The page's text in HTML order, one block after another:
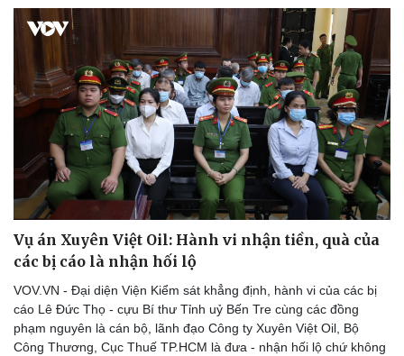
Thể thao
Bóng đá
Lịch thi đấu bóng đá
Thế giới thể thao
eSports
Hậu trường
Ô tô - Xe máy
Ô tô
Xe máy
Tư vấn
Vụ án Xuyên Việt Oil: Hành vi nhận tiền, quà của
các bị cáo là nhận hối lộ
VOV.VN - Đại diện Viện Kiểm sát khẳng định, hành vi của các bị
cáo Lê Đức Thọ - cựu Bí thư Tỉnh uỷ Bến Tre cùng các đồng
phạm nguyên là cán bộ, lãnh đạo Công ty Xuyên Việt Oil, Bộ
Công Thương, Cục Thuế TP.HCM là đưa - nhận hối lộ chứ không